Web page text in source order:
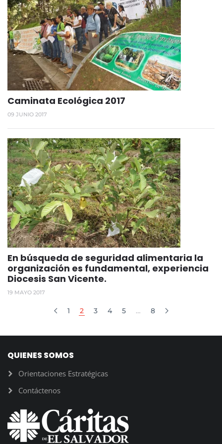
Caminata Ecológica 2017
09 JUNIO 2017
En búsqueda de seguridad alimentaria la
organización es fundamental, experiencia
Diocesis San Vicente.
19 MAYO 2017
1 2 3 4 5 … 8
QUIENES SOMOS
Orientaciones Estratégicas
Contáctenos